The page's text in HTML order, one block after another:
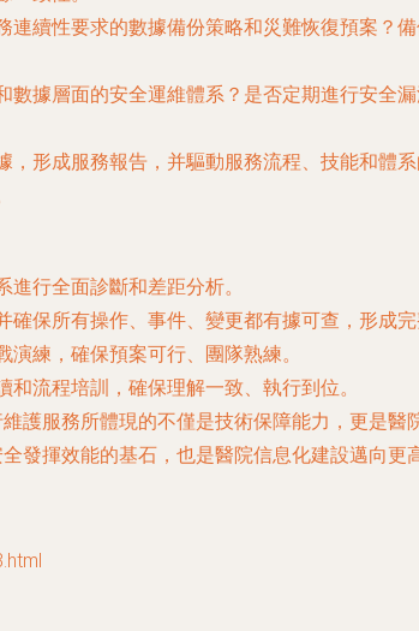
連續性要求的數據備份策略和災難恢復預案？
數據層面的安全運維體系？是否定期進行安全
，形成服務報告，并驅動服務流程、技能和體
進行全面診斷和差距分析。
確保所有操作、事件、變更都有據可查，形成完
演練，確保預案可行、團隊熟練。
和流程培訓，確保理解一致、執行到位。
護服務所體現的不僅是技術保障能力，更是
揮效能的基石，也是醫院信息化建設邁向更